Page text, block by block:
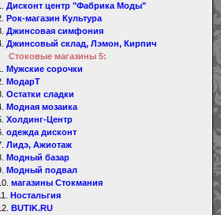
Дисконт центр "Фабрика Моды"
Рок-магазин Культура
Джинсовая симфония
Джинсовый склад, Лэмон, Кирпич
Стоковые магазины 5:
Мужские сорочки
МодарТ
Остатки сладки
Модная мозаика
Холдинг-Центр
одежда дисконт
Лидэ, Ажиотаж
Модный базар
Модный подвал
магазины Стокмания
Ностальгия
BUTIK.RU